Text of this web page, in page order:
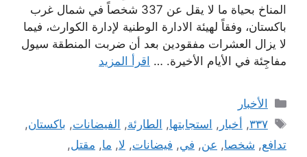
المناخ بحياة ما لا يقل عن 337 شخصاً في شمال غرب
باكستان، وفقاً لهيئة الادارة الوطنية لإدارة الكوارث، فيما
لا يزال العشرات مفقودين بعد أن ضربت المنطقة سيول
مفاجِئة في الأيام الأخيرة. … اقرأ المزيد
التصنيفات
الأخبار
الوسوم
٣٣٧, أخبار , استجابتها, الطارئة, الفيضانات, باكستان,
تدافع, شخصا, عن, في, فيضانات, لا, ما, مقتل,